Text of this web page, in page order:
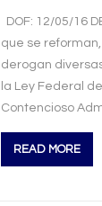
DOF: 12/05/16
que se
derogan
la Ley Federal
Contencioso
READ MORE